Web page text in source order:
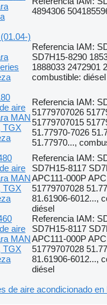
4894306
)
Referencia IAM:
SD7H15-8290
1888033 2472901
combustible: diésel
aire
MAN
TGX
Referencia IAM:
51779707026
51779707015
51.77970-7026
51.77970...,
aire
MAN
TGX
Referencia IAM:
SD7H15-8117
APC111-000P
51779707028
81.61906-6012...,
diésel
aire
MAN
TGX
Referencia IAM:
SD7H15-8117
APC111-000P
51779707028
81.61906-6012...,
diésel
de aire acondicionado